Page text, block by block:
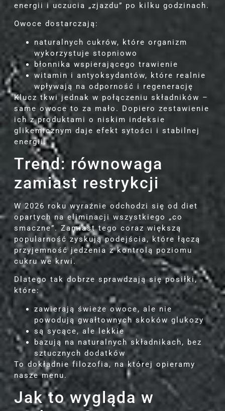
energii i uczucia „zjazdu” po kilku godzinach.
Owoce dostarczają:
naturalnych cukrów, które organizm
wykorzystuje stopniowo
błonnika wspierającego trawienie
witamin i antyoksydantów, które realnie
wpływają na odporność i regenerację
Klucz tkwi jednak w połączeniu składników –
same owoce to za mało. Dopiero zestawienie
ich z produktami o niskim indeksie
glikemicznym daje efekt sytości i stabilnej
energii.
Trend: równowaga
zamiast restrykcji
W 2026 roku wyraźnie odchodzi się od diet
opartych na eliminacji wszystkiego „co
smaczne”. Zamiast tego coraz większą
popularność zyskują podejścia, które łączą
przyjemność jedzenia z kontrolą poziomu
cukru we krwi.
Dlatego tak dobrze sprawdzają się posiłki,
które:
zawierają świeże owoce, ale nie
powodują gwałtownych skoków glukozy
są sycące, ale lekkie
bazują na naturalnych składnikach, bez
sztucznych dodatków
To dokładnie filozofia, na której opieramy
nasze menu.
Jak to wygląda w